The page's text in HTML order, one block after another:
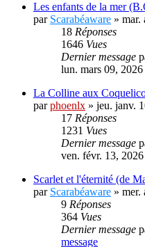
Les enfants de la mer
par Scarabéaware » mar.
18 Réponses
1646 Vues
Dernier message
lun. mars 09,
La Colline aux
parphoenlx » jeu. janv.
17 Réponses
1231 Vues
Dernier message
ven. févr. 13,
Scarlet et l'éternité (de
par Scarabéaware » mer.
9 Réponses
364 Vues
Dernier message
message